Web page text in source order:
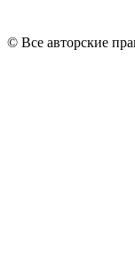
© Все авторские